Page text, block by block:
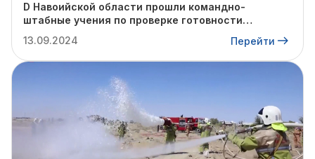
D Навоийской области прошли командно-
штабные учения по проверке готовности
отопительному сезону.
13.09.2024 Перейти